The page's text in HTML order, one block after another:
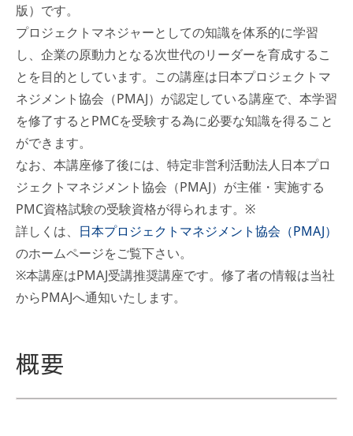
版）です。
プロジェクトマネジャーとしての知識を体系的に学習
し、企業の原動力となる次世代のリーダーを育成するこ
とを目的としています。この講座は日本プロジェクトマ
ネジメント協会（PMAJ）が認定している講座で、本学習
を修了するとPMCを受験する為に必要な知識を得ること
ができます。
なお、本講座修了後には、特定非営利活動法人日本プロ
ジェクトマネジメント協会（PMAJ）が主催・実施する
PMC資格試験の受験資格が得られます。※
詳しくは、 日本プロジェクトマネジメント協会（PMAJ）
のホームページをご覧下さい。
※本講座はPMAJ受講推奨講座です。修了者の情報は当社
からPMAJへ通知いたします。
概要